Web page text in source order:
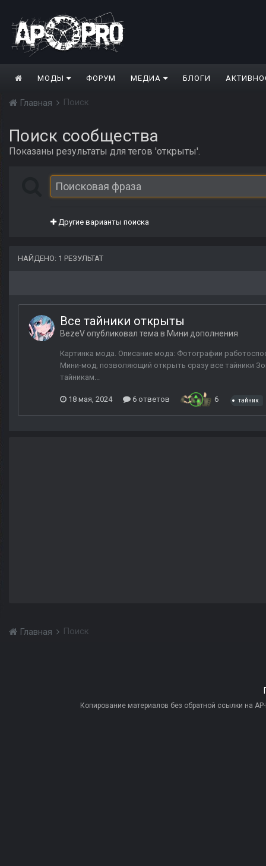
МОДЫ ФОРУМ МЕДИА БЛОГИ
Главная Поиск
Поиск сообщества
Показаны результаты для тегов 'открыты'.
Другие варианты поиска
НАЙДЕНО: 1 РЕЗУЛЬТАТ
Все тайники открыты
BezeV опубликовал тема в Мини дополнения
Картинка мода. Описание мода: Фотографии
Мини-мод, позволяющий открыть сразу все тайники
тайникам...
18 мая, 2024 6 ответов 6 тайник
Главная Поиск
Копирование материалов без обратной ссылки на